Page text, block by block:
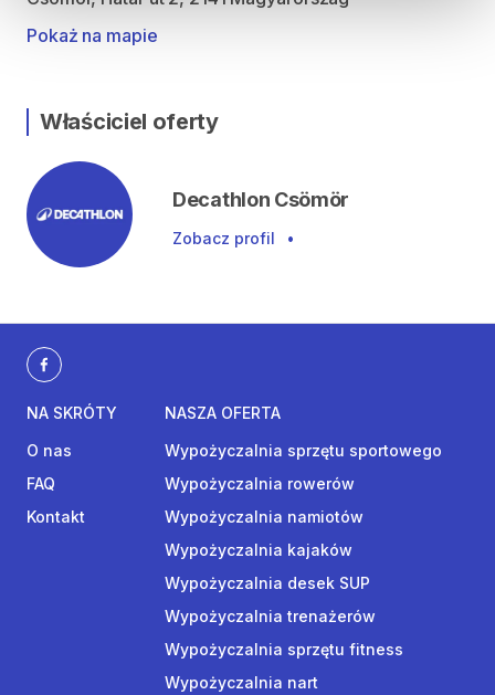
Pokaż na mapie
Właściciel oferty
Decathlon Csömör
Zobacz profil •
NA SKRÓTY
O nas
FAQ
Kontakt
NASZA OFERTA
Wypożyczalnia sprzętu sportowego
Wypożyczalnia rowerów
Wypożyczalnia namiotów
Wypożyczalnia kajaków
Wypożyczalnia desek SUP
Wypożyczalnia trenażerów
Wypożyczalnia sprzętu fitness
Wypożyczalnia nart